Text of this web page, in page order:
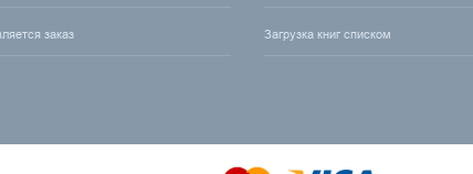
заказ Загрузка книг списком